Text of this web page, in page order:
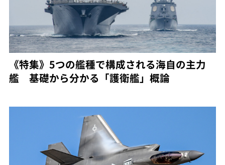
《特集》5つの艦種で構成される海自の主力
艦 基礎から分かる「護衛艦」概論